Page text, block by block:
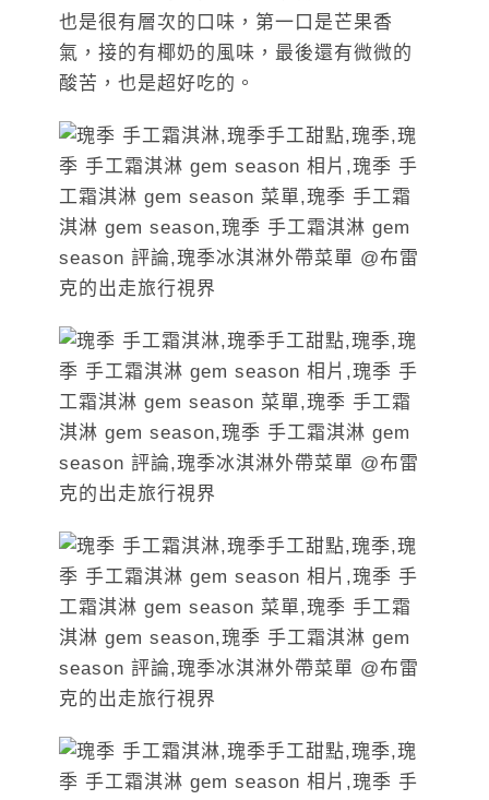
也是很有層次的口味，第一口是芒果香
氣，接的有椰奶的風味，最後還有微微的
酸苦，也是超好吃的。